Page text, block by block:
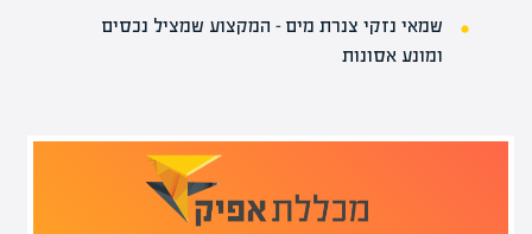
שמאי נזקי צנרת מים – המקצוע שמציל נכסים
ומונע אסונות